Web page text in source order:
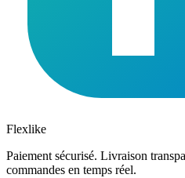
Flexlike
Paiement sécurisé. Livraison
commandes en temps réel.